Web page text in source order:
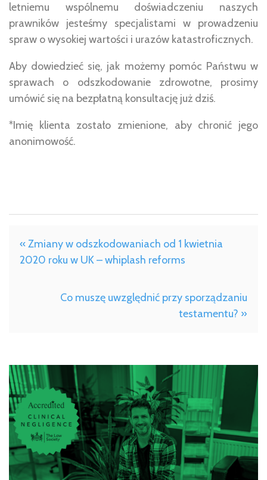
letniemu wspólnemu doświadczeniu naszych
prawników jesteśmy specjalistami w prowadzeniu
spraw o wysokiej wartości i urazów katastroficznych.
Aby dowiedzieć się, jak możemy pomóc Państwu w
sprawach o odszkodowanie zdrowotne, prosimy
umówić się na bezpłatną konsultację już dziś.
*Imię klienta zostało zmienione, aby chronić jego
anonimowość.
« Zmiany w odszkodowaniach od 1 kwietnia
2020 roku w UK – whiplash reforms
Co muszę uwzględnić przy sporządzaniu
testamentu? »